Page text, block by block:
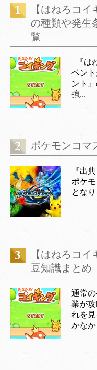
【はねろコ
の種類や発生
覧
『は
ベン
ント
強...
ポケモンコマ
『出
ポケ
とな
【はねろコ
豆知識まとめ
通常
業が
れを
かな